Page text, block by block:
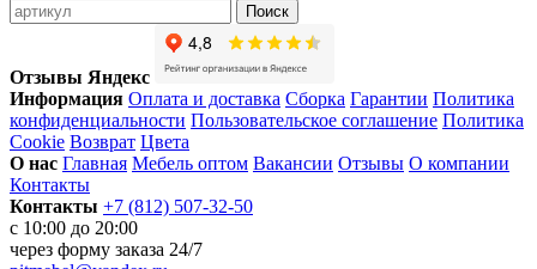
Поиск
Отзывы Яндекс
Информация Оплата и доставка Сборка Гарантии Политика
конфиденциальности Пользовательское соглашение Политика
Cookie Возврат Цвета
О нас Главная Мебель оптом Вакансии Отзывы О компании
Контакты
Контакты +7 (812) 507-32-50
с 10:00 до 20:00
через форму заказа 24/7